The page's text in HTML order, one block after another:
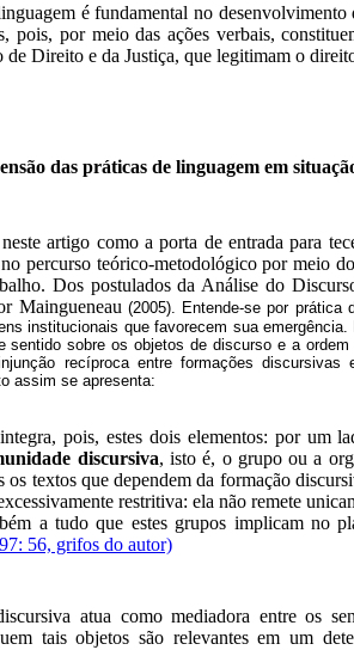
é fundamental no
, pois, por meio das ações verbais,
de Direito e da Justiça, que legitimam o
das práticas de linguagem em
artigo como a porta de entrada para
percurso teórico-metodológico por meio
Dos postulados da Análise do
Maingueneau (2005). Entende-se por prática
institucionais que favorecem sua
sentido sobre os objetos de discurso e a
recíproca entre formações discursivas
assim se apresenta:
pois, estes dois elementos: por um
discursiva, isto é, o grupo ou a
os textos que dependem da formação
restritiva: ela não remete
a tudo que estes grupos implicam no
56, grifos do autor)
atua como mediadora entre os
tais objetos são relevantes em um